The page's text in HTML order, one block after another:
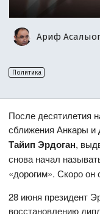
Ариф
Политика
После десятилетия
сближения Анкары и
Тайип Эрдоган,
снова начал
«дорогим». Скоро он
28 июня президент
восстановлению